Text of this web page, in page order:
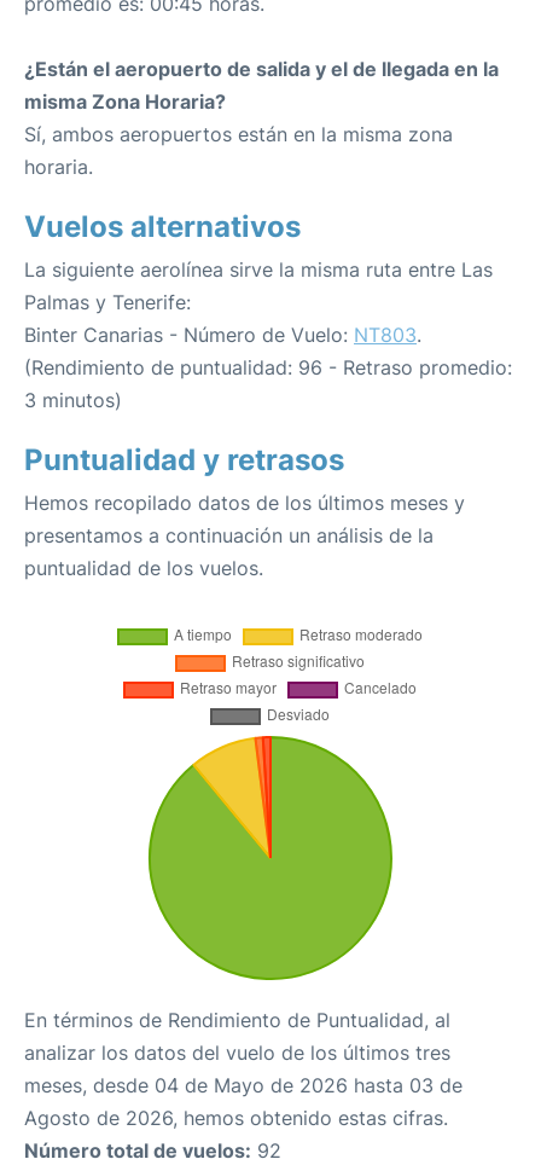
¿Están el aeropuerto de salida y el de llegada en la
misma Zona Horaria?
Sí, ambos aeropuertos están en la misma zona
horaria.
Vuelos alternativos
La siguiente aerolínea sirve la misma ruta entre Las
Palmas y Tenerife:
Binter Canarias - Número de Vuelo: NT803.
(Rendimiento de puntualidad: 96 - Retraso promedio:
3 minutos)
Puntualidad y retrasos
Hemos recopilado datos de los últimos meses y
presentamos a continuación un análisis de la
puntualidad de los vuelos.
En términos de Rendimiento de Puntualidad, al
analizar los datos del vuelo de los últimos tres
meses, desde 04 de Mayo de 2026 hasta 03 de
Agosto de 2026, hemos obtenido estas cifras.
Número total de vuelos: 92